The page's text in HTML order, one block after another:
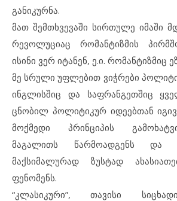
განიკურნა.
მათ შემთხვევაში სირთულე იმაში
რევოლუციაც რომანტიზმის
ისინი ვერ იტანენ, ე.ი. რომანტიზმიც
მე სრული უფლებით ვიჭრები
ინგლისშიც და საფრანგეთშიც
ცნობილ პოლიტიკურ იდეებთან
მოქმედი პრინციპის
მაგალითს წარმოადგენს და
მაქსიმალურად ზუსტად
ფენომენს.
“კლასიკური”, თავისი